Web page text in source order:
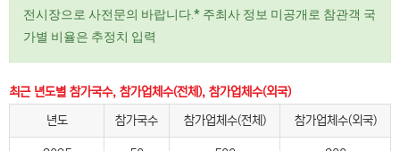
전시장으로 사전문의 바랍니다.* 주최사 정보 미공개로 참관객 국
가별 비율은 추정치 입력
최근 년도별 참가국수, 참가업체수(전체), 참가업체수(외국)
년도
참가국수 참가업체수(전체) 참가업체수(외국)